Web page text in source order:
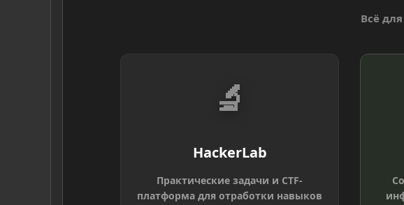
Всё
🔬
HackerLab
Практические задачи и CTF-
платформа для отработки навыков